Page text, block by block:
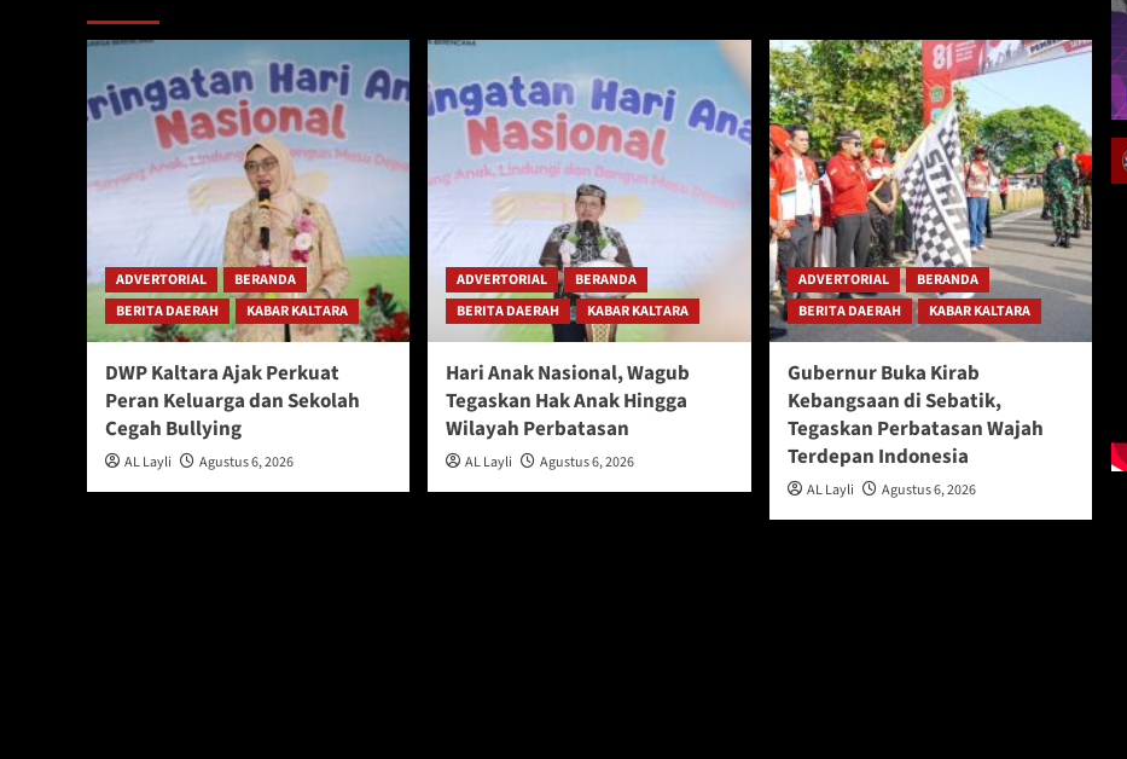
ADVERTORIAL
BERANDA
BERITA DAERAH
KABAR KALTARA
DWP Kaltara Ajak Perkuat
Peran Keluarga dan Sekolah
Cegah Bullying
AL Layli Agustus 6, 2026
ADVERTORIAL
BERANDA
BERITA DAERAH
KABAR KALTARA
Hari Anak Nasional, Wagub
Tegaskan Hak Anak Hingga
Wilayah Perbatasan
AL Layli Agustus 6, 2026
ADVERTORIAL
BERANDA
BERITA DAERAH
KABAR KALTARA
Gubernur Buka Kirab
Kebangsaan di Sebatik,
Tegaskan Perbatasan Wajah
Terdepan Indonesia
AL Layli Agustus 6, 2026